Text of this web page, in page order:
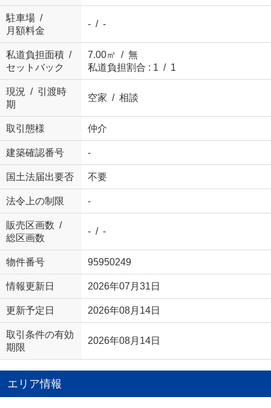
駐車場 /
月額料金
- / -
私道負担面積 /
セットバック
7.00㎡ / 無
私道負担割合 : 1 / 1
現況 / 引渡時
期
空家 / 相談
取引態様 仲介
建築確認番号 -
国土法届出要否 不要
法令上の制限 -
販売区画数 /
総区画数
- / -
物件番号 95950249
情報更新日 2026年07月31日
更新予定日 2026年08月14日
取引条件の有効
期限
2026年08月14日
エリア情報